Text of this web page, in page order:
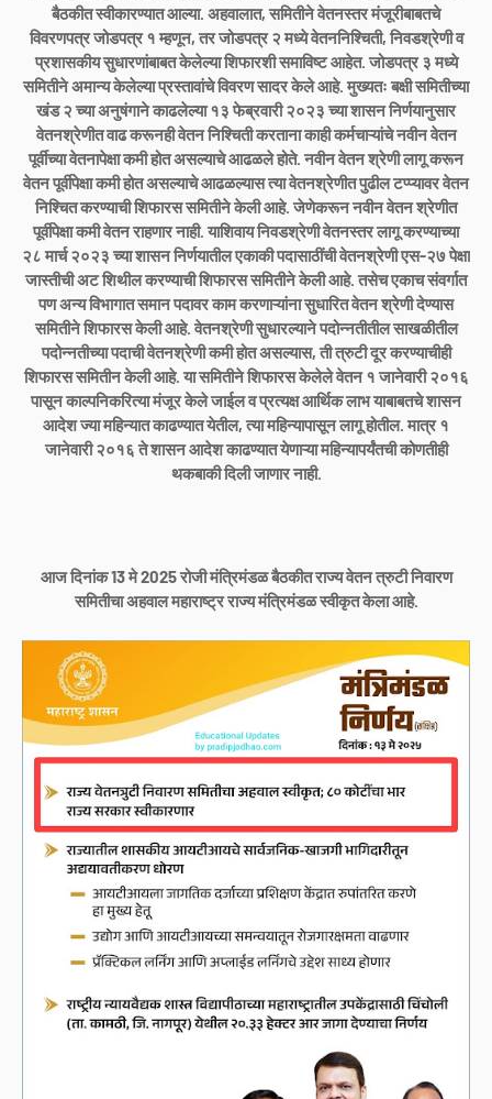
बैठकीत स्वीकारण्यात आल्या. अहवालात, समितीने वेतनस्तर मंजूरीबाबतचे
विवरणपत्र जोडपत्र १ म्हणून, तर जोडपत्र २ मध्ये वेतननिश्चिती, निवडश्रेणी व
प्रशासकीय सुधारणांबाबत केलेल्या शिफारशी समाविष्ट आहेत. जोडपत्र ३ मध्ये
समितीने अमान्य केलेल्या प्रस्तावांचे विवरण सादर केले आहे. मुख्यतः बक्षी समितीच्या
खंड २ च्या अनुषंगाने काढलेल्या १३ फेब्रवारी २०२३ च्या शासन निर्णयानुसार
वेतनश्रेणीत वाढ करूनही वेतन निश्चिती करताना काही कर्मचाऱ्यांचे नवीन वेतन
पूर्वीच्या वेतनापेक्षा कमी होत असल्याचे आढळले होते. नवीन वेतन श्रेणी लागू करून
वेतन पूर्वीपेक्षा कमी होत असल्याचे आढळल्यास त्या वेतनश्रेणीत पुढील टप्प्यावर वेतन
निश्चित करण्याची शिफारस समितीने केली आहे. जेणेकरून नवीन वेतन श्रेणीत
पूर्वीपेक्षा कमी वेतन राहणार नाही. याशिवाय निवडश्रेणी वेतनस्तर लागू करण्याच्या
२८ मार्च २०२३ च्या शासन निर्णयातील एकाकी पदासाठींची वेतनश्रेणी एस-२७ पेक्षा
जास्तीची अट शिथील करण्याची शिफारस समितीने केली आहे. तसेच एकाच संवर्गात
पण अन्य विभागात समान पदावर काम करणाऱ्यांना सुधारित वेतन श्रेणी देण्यास
समितीने शिफारस केली आहे. वेतनश्रेणी सुधारल्याने पदोन्नतीतील साखळीतील
पदोन्नतीच्या पदाची वेतनश्रेणी कमी होत असल्यास, ती त्रुटी दूर करण्याचीही
शिफारस समितीन केली आहे. या समितीने शिफारस केलेले वेतन १ जानेवारी २०१६
पासून काल्पनिकरित्या मंजूर केले जाईल व प्रत्यक्ष आर्थिक लाभ याबाबतचे शासन
आदेश ज्या महिन्यात काढण्यात येतील, त्या महिन्यापासून लागू होतील. मात्र १
जानेवारी २०१६ ते शासन आदेश काढण्यात येणाऱ्या महिन्यापर्यंतची कोणतीही
थकबाकी दिलीजाणार नाही.
आज दिनांक 13 मे 2025 रोजी मंत्रिमंडळ बैठकीत राज्य वेतन त्रुटी निवारण
समितीचा अहवाल महाराष्ट्र राज्य मंत्रिमंडळ स्वीकृत केला आहे.